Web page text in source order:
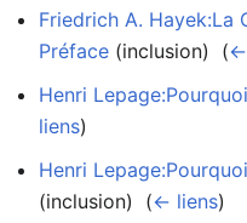
Friedrich A.
Préface (inclusion) ‎ (←
Henri
liens)
Henri
(inclusion) ‎ (← liens)